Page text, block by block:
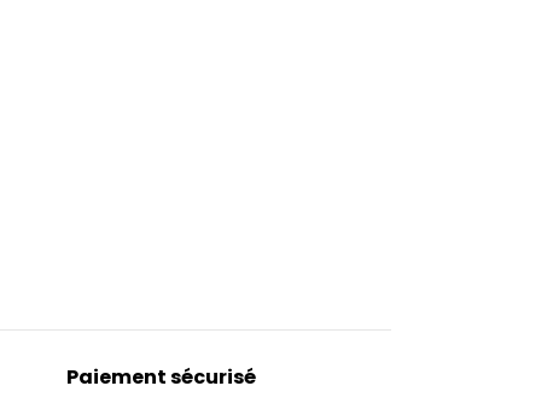
Paiement sécurisé